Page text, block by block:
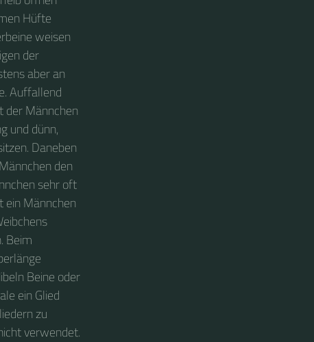
Hüfte
weisen
der
aber an
Auffallend
der Männchen
und dünn,
Daneben
den
sehr oft
ein Männchen
Beim
Beine oder
ein Glied
zu
verwendet.